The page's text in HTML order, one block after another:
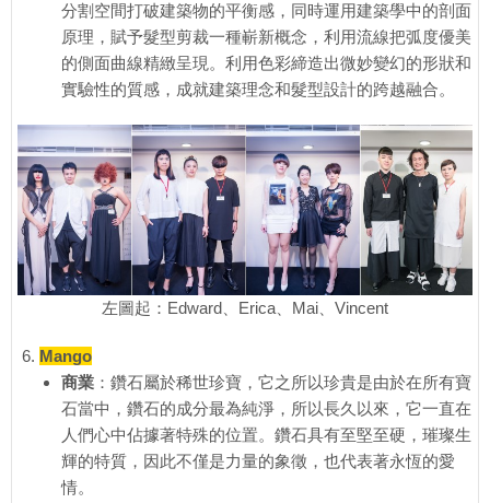
分割空間打破建築物的平衡感，同時運用建築學中的剖面
原理，賦予髮型剪裁一種嶄新概念，利用流線把弧度優美
的側面曲線精緻呈現。利用色彩締造出微妙變幻的形狀和
實驗性的質感，成就建築理念和髮型設計的跨越融合。
左圖起：Edward、Erica、Mai、Vincent
Mango
商業 ：鑽石屬於稀世珍寶，它之所以珍貴是由於在所有寶
石當中，鑽石的成分最為純淨，所以長久以來，它一直在
人們心中佔據著特殊的位置。鑽石具有至堅至硬，璀璨生
輝的特質，因此不僅是力量的象徵，也代表著永恆的愛
情。